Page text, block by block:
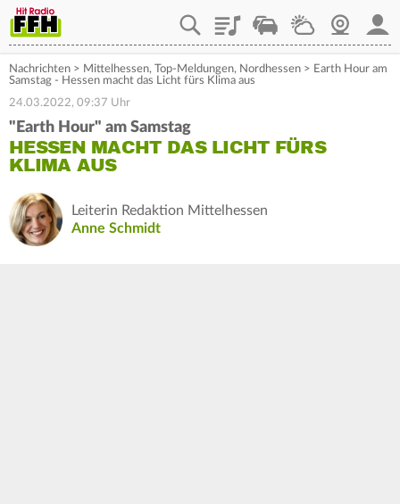
PlaylistStaupilotWetterWebcam
Nachrichten > Mittelhessen, Top-Meldungen, Nordhessen > Earth Hour am
Samstag - Hessen macht das Licht fürs Klima aus
24.03.2022, 09:37 Uhr
"Earth Hour" am Samstag
HESSEN MACHT DAS LICHT FÜRS
KLIMA AUS
Leiterin Redaktion Mittelhessen
Anne Schmidt